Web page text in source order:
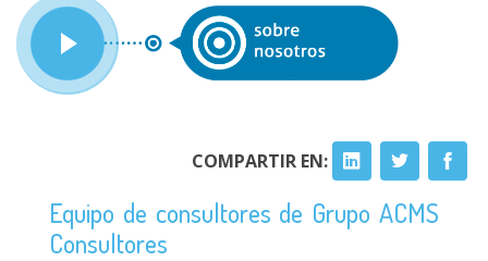
COMPARTIR EN:
Equipo de consultores de Grupo ACMS
Consultores